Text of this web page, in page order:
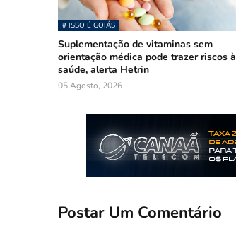
# ISSO É GOIÁS
Suplementação de vitaminas sem
orientação médica pode trazer riscos à
saúde, alerta Hetrin
05 Agosto, 2026
Postar Um Comentário